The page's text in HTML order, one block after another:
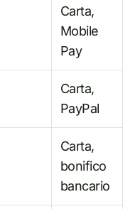
Carta,
Mobile
Pay
Carta,
PayPal
Carta,
bonifico
bancario